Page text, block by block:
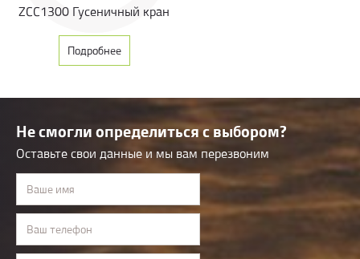
ZCC1300 Гусеничный кран
Подробнее
Не смогли определиться с выбором?
Оставьте свои данные и мы вам перезвоним
Ваше имя
Ваш телефон